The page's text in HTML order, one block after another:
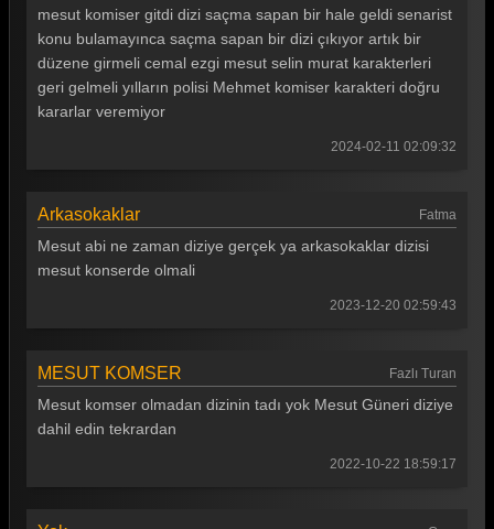
Arka Sokaklar 401. Bölüm
Arka Sokaklar 400. Bölüm
Arka Sokaklar 399. Bölüm
Arka Sokaklar 396. Bölüm
Arka Sokaklar 395. Bölüm
Arka Sokaklar 392. Bölüm
Arka Sokaklar 391. Bölüm
mesut komiser gitdi dizi saçma sapan bir hale geldi senarist
konu bulamayınca saçma sapan bir dizi çıkıyor artık bir
düzene girmeli cemal ezgi mesut selin murat karakterleri
geri gelmeli yılların polisi Mehmet komiser karakteri doğru
kararlar veremiyor
2024-02-11 02:09:32
Arkasokaklar Fatma
Mesut abi ne zaman diziye gerçek ya arkasokaklar dizisi
mesut konserde olmali
2023-12-20 02:59:43
MESUT KOMSER Fazlı Turan
Mesut komser olmadan dizinin tadı yok Mesut Güneri diziye
dahil edin tekrardan
2022-10-22 18:59:17